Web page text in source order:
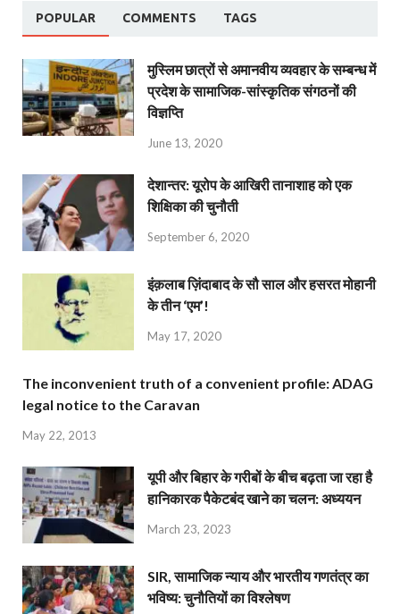
POPULAR COMMENTS TAGS
मुस्लिम छात्रों से अमानवीय व्यवहार के सम्बन्ध में
प्रदेश के सामाजिक-सांस्कृतिक संगठनों की
विज्ञप्ति
June 13, 2020
देशान्‍तर: यूरोप के आखिरी तानाशाह को एक
शिक्षिका की चुनौती
September 6, 2020
इंक़लाब ज़िंदाबाद के सौ साल और हसरत मोहानी
के तीन ‘एम’!
May 17, 2020
The inconvenient truth of a convenient profile: ADAG
legal notice to the Caravan
May 22, 2013
यूपी और बिहार के गरीबों के बीच बढ़ता जा रहा है
हानिकारक पैकेटबंद खाने का चलन: अध्ययन
March 23, 2023
SIR, सामाजिक न्याय और भारतीय गणतंत्र का
भविष्य: चुनौतियों का विश्लेषण